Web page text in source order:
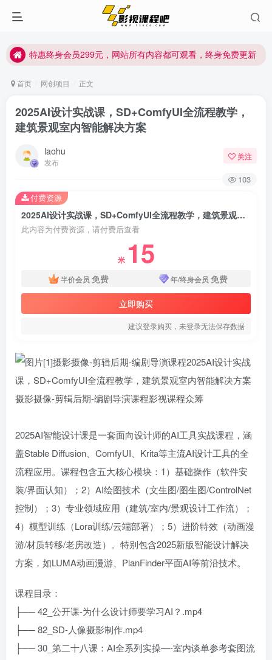
特惠终身会员299元，网站所有内容都可观看，终身免费更新
特惠终身会员299元，网站所有内容都可观看，终身免费更新
首页 网创项目 正文
2025AI设计实战课，SD+ComfyUI全流程教学，
建筑景观室内智能解决方案
laohu
发布
关注
103
2025AI设计实战课，SD+ComfyUI全流程教学，建筑景观室内智能解决方案
此内容为付费资源，请付费后查看
米 15
半价会员 免费 年/终身会员 免费
立即购买
建议登录购买，未登录无法保存数据
付费资源
2025AI智能设计课是一套面向设计师的AI工具实战课程，涵
盖Stable Diffusion、ComfyUI、Krita等主流AI设计工具的全
流程应用。课程包含五大核心模块：1）基础操作（软件安
装/界面认知）；2）AI绘图技术（文生图/图生图/ControlNet
控制）；3）专业领域应用（建筑/室内/景观设计工作流）；
4）模型训练（Lora训练/云端部署）；5）进阶特效（动画漫
游/材质转移/老房改造）。特别包含2025新版智能设计解决
方案，如LUMA动画漫游、PlanFinder平面AI等前沿技术。
课程目录：
├── 42_公开课-为什么设计师要学习AI？.mp4
├── 82_SD-人像摄影制作.mp4
├── 30_第二十八课：AI全系列实操—-室内谈单参考套图流